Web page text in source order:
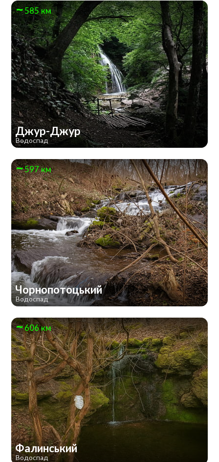
585 км
Джур-Джур
Водоспад
597 км
Чорнопотоцький
Водоспад
606 км
Фалинський
Водоспад